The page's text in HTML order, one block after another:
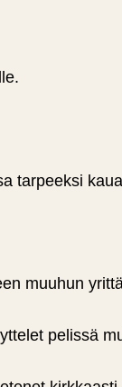
tarpeeksi
muuhun
pelissä